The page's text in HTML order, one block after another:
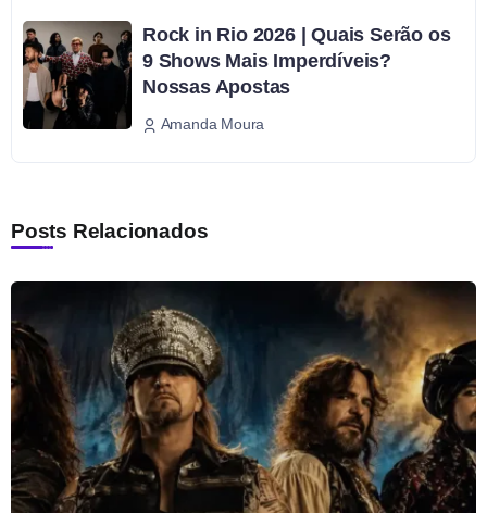
Rock in Rio 2026 | Quais Serão os
9 Shows Mais Imperdíveis?
Nossas Apostas
Amanda Moura
Posts Relacionados